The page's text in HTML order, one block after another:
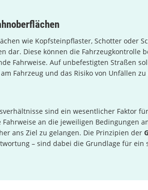
wie Kopfsteinpflaster, Schotter oder
dar. Diese können die Fahrzeugkontrolle
Fahrweise. Auf unbefestigten Straßen
Fahrzeug und das Risiko von Unfällen
sind ein wesentlicher Faktor
an die jeweiligen Bedingungen
ans Ziel zu gelangen. Die Prinzipien der
– sind dabei die Grundlage für ein